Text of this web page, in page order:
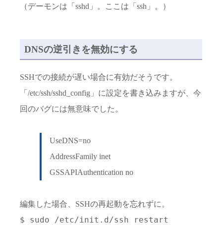
（デーモンは「sshd」。ここは「ssh」。）
DNSの逆引きを無効にする
SSHでの接続が遅い場合に有効だそうです。
「/etc/ssh/sshd_config」に設定を書き込みますが、今
回のバグには無意味でした。
UseDNS=no
AddressFamily inet
GSSAPIAuthentication no
編集した場合、SSHの再起動を忘れずに。
$ sudo /etc/init.d/ssh restart